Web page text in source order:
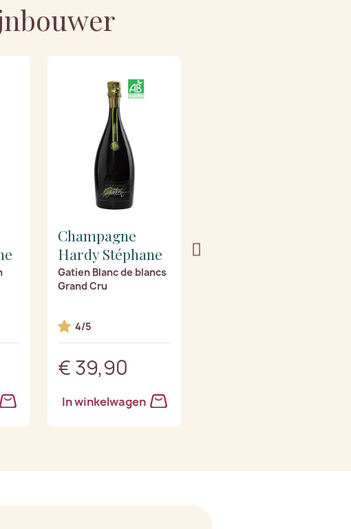
Champagne
Hardy Stéphane
Gatien Blanc de blancs
Grand Cru
4/5
€ 39,90
In winkelwagen